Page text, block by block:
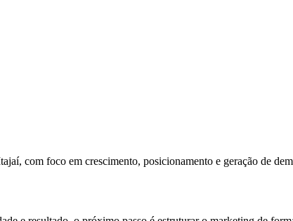
com foco em crescimento, posicionamento e geração de